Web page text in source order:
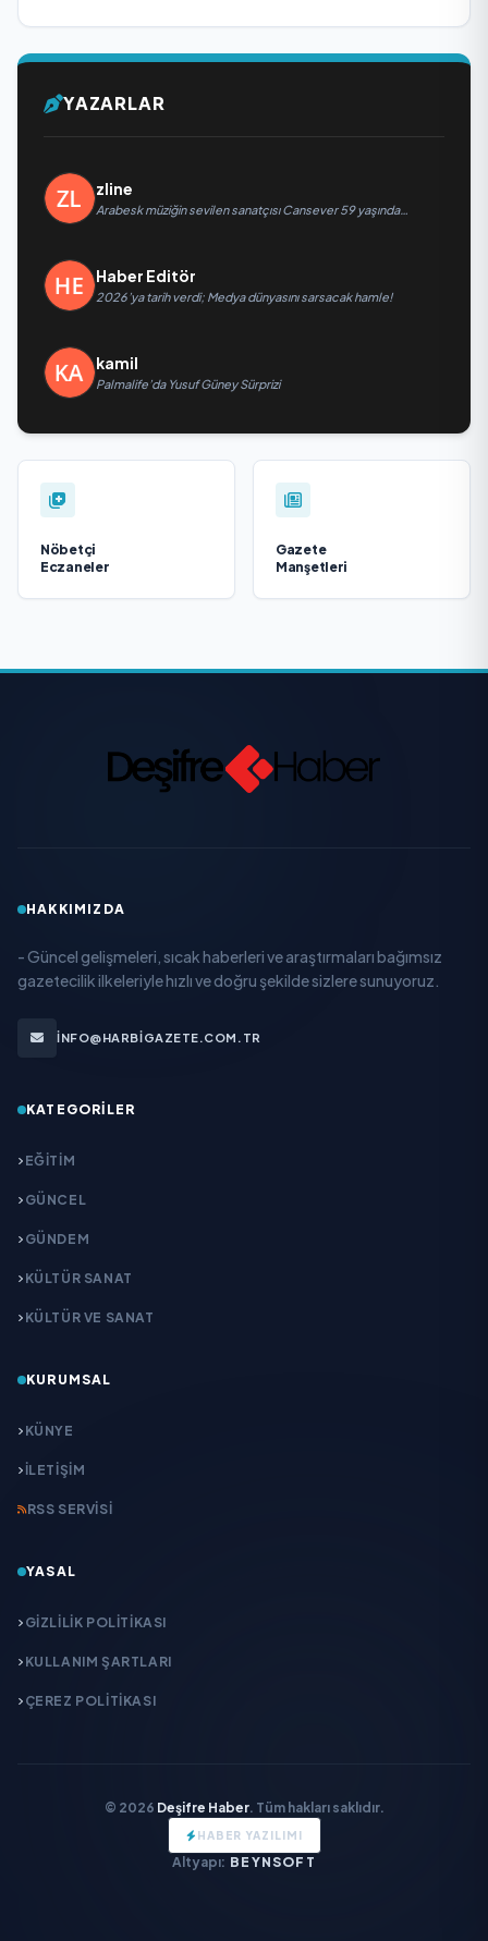
YAZARLAR
zline
Arabesk müziğin sevilen sanatçısı Cansever 59 yaşında
Haber Editör
2026’ya tarih verdi; Medya dünyasını sarsacak hamle!
kamil
Palmalife’da Yusuf Güney Sürprizi
Nöbetçi
Eczaneler
Gazete
Manşetleri
HAKKIMIZDA
- Güncel gelişmeleri, sıcak haberleri ve araştırmaları bağımsız
gazetecilik ilkeleriyle hızlı ve doğru şekilde sizlere sunuyoruz.
INFO@HARBIGAZETE.COM.TR
KATEGORILER
EĞITIM
GÜNCEL
GÜNDEM
KÜLTÜR SANAT
KÜLTÜR VE SANAT
KURUMSAL
KÜNYE
İLETIŞIM
RSS SERVISI
YASAL
GIZLILIK POLITIKASI
KULLANIM ŞARTLARI
ÇEREZ POLITIKASI
© 2026 Deşifre Haber. Tüm hakları saklıdır.
HABER YAZILIMI
Altyapı: BEYNSOFT